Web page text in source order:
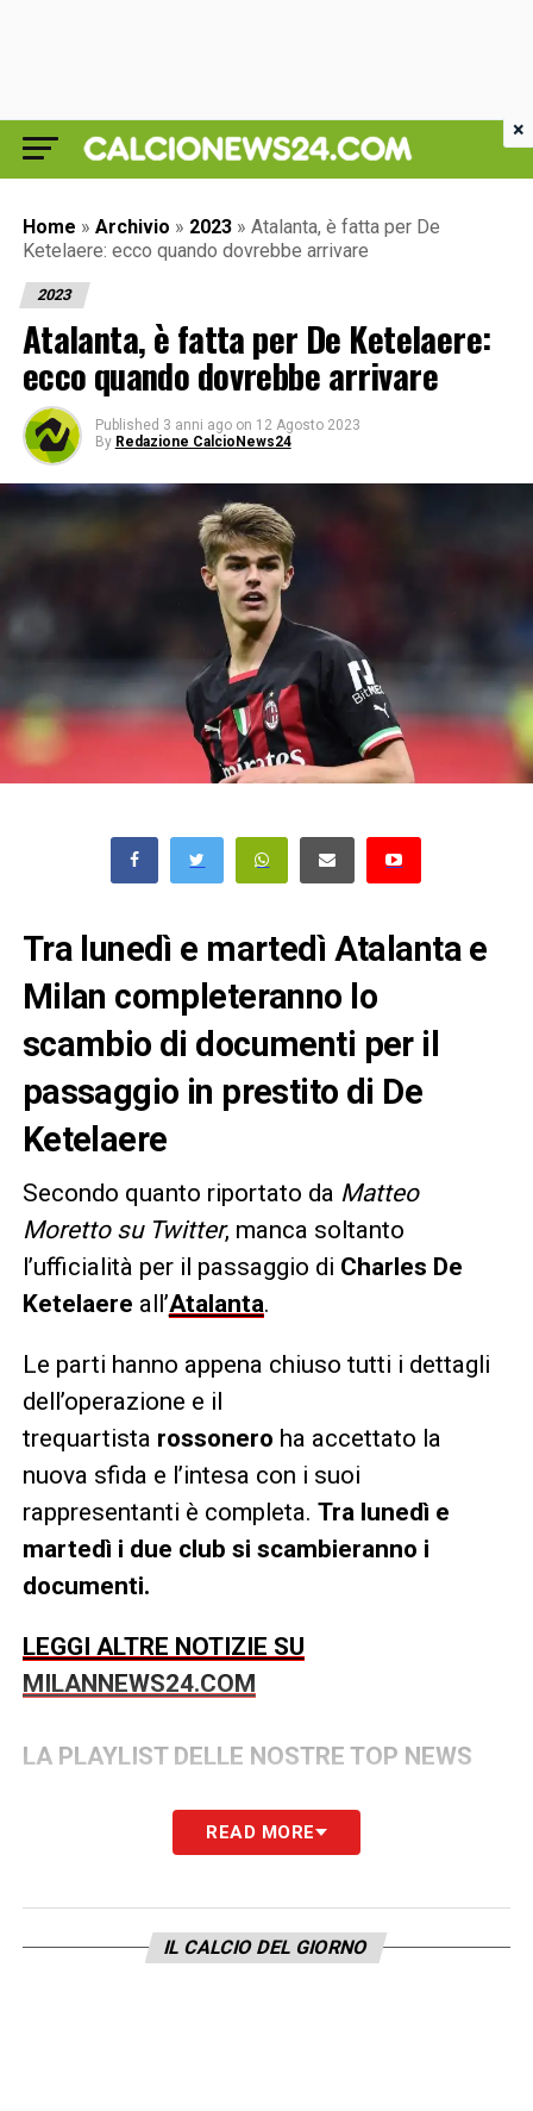
Home » Archivio » 2023 » Atalanta, è fatta per De
Ketelaere: ecco quando dovrebbe arrivare
2023
Atalanta, è fatta per De Ketelaere:
ecco quando dovrebbe arrivare
Published 3 anni ago on 12 Agosto 2023
By Redazione CalcioNews24
Tra lunedì e martedì Atalanta e
Milan completeranno lo
scambio di documenti per il
passaggio in prestito di De
Ketelaere
Secondo quanto riportato da Matteo
Moretto su Twitter, manca soltanto
l’ufficialità per il passaggio di Charles De
Ketelaere all’Atalanta.
Le parti hanno appena chiuso tutti i dettagli
dell’operazione e il
trequartista rossonero ha accettato la
nuova sfida e l’intesa con i suoi
rappresentanti è completa. Tra lunedì e
martedì i due club si scambieranno i
documenti.
LEGGI ALTRE NOTIZIE SU
MILANNEWS24.COM
LA PLAYLIST DELLE NOSTRE TOP NEWS
READ MORE
IL CALCIO DEL GIORNO
×